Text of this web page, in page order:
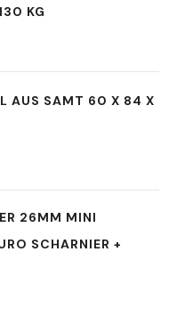
KG
AUS SAMT 60 X 84 X
26MM MINI
SCHARNIER +